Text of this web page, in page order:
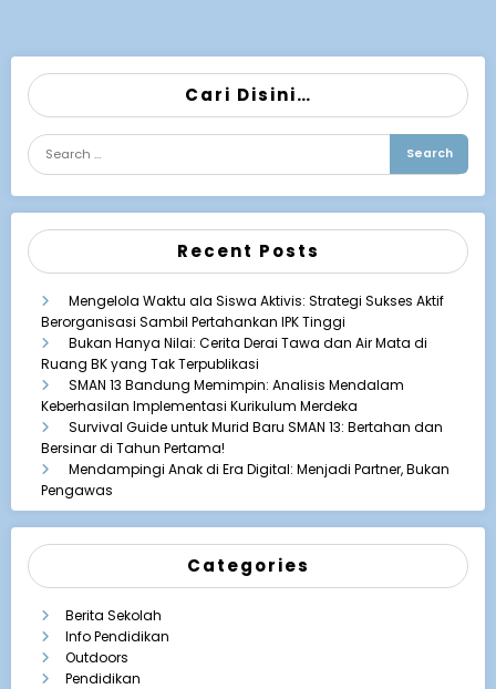
Cari Disini…
Recent Posts
Mengelola Waktu ala Siswa Aktivis: Strategi Sukses Aktif
Berorganisasi Sambil Pertahankan IPK Tinggi
Bukan Hanya Nilai: Cerita Derai Tawa dan Air Mata di
Ruang BK yang Tak Terpublikasi
SMAN 13 Bandung Memimpin: Analisis Mendalam
Keberhasilan Implementasi Kurikulum Merdeka
Survival Guide untuk Murid Baru SMAN 13: Bertahan dan
Bersinar di Tahun Pertama!
Mendampingi Anak di Era Digital: Menjadi Partner, Bukan
Pengawas
Categories
Berita Sekolah
Info Pendidikan
Outdoors
Pendidikan